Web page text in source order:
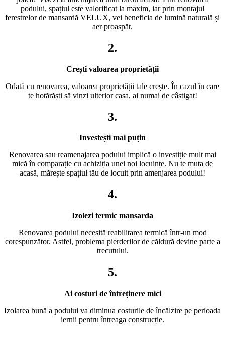
podului, spațiul este valorificat la maxim, iar prin montajul
ferestrelor de mansardă VELUX, vei beneficia de lumină naturală și
aer proaspăt.
2.
Crești valoarea proprietății
Odată cu renovarea, valoarea proprietății tale crește. În cazul în care
te hotărăști să vinzi ulterior casa, ai numai de câștigat!
3.
Investești mai puțin
Renovarea sau reamenajarea podului implică o investiție mult mai
mică în comparație cu achiziția unei noi locuințe. Nu te muta de
acasă, mărește spațiul tău de locuit prin amenjarea podului!
4.
Izolezi termic mansarda
Renovarea podului necesită reabilitarea termică într-un mod
corespunzător. Astfel, problema pierderilor de căldură devine parte a
trecutului.
5.
Ai costuri de întreținere mici
Izolarea bună a podului va diminua costurile de încălzire pe perioada
iernii pentru întreaga construcție.